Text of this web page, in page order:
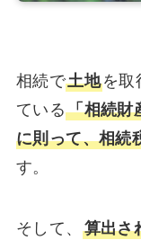
相続で土地を取
ている「相続財
に則って、相続
す。
そして、 算出さ